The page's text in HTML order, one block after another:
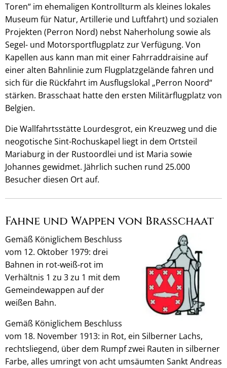
Toren“ im ehemaligen Kontrollturm als kleines lokales
Museum für Natur, Artillerie und Luftfahrt) und sozialen
Projekten (Perron Nord) nebst Naherholung sowie als
Segel- und Motorsportflugplatz zur Verfügung. Von
Kapellen aus kann man mit einer Fahrraddraisine auf
einer alten Bahnlinie zum Flugplatzgelände fahren und
sich für die Rückfahrt im Ausflugslokal „Perron Noord“
stärken. Brasschaat hatte den ersten Militärflugplatz von
Belgien.
Die Wallfahrtsstätte Lourdesgrot, ein Kreuzweg und die
neogotische Sint-Rochuskapel liegt in dem Ortsteil
Mariaburg in der Rustoordlei und ist Maria sowie
Johannes gewidmet. Jährlich suchen rund 25.000
Besucher diesen Ort auf.
Fahne und Wappen von Brasschaat
Gemäß Königlichem Beschluss
vom 12. Oktober 1979: drei
Bahnen in rot-weiß-rot im
Verhältnis 1 zu 3 zu 1 mit dem
Gemeindewappen auf der
weißen Bahn.
Gemäß Königlichem Beschluss
vom 18. November 1913: in Rot, ein Silberner Lachs,
rechtsliegend, über dem Rumpf zwei Rauten in silberner
Farbe, alles umringt von acht umsäumten Sankt Andreas